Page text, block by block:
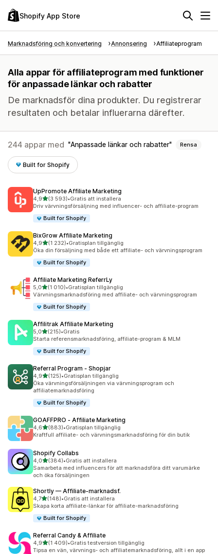
Shopify App Store
Marknadsföring och konvertering Annonsering Affiliateprogram
Alla appar för affiliateprogram med funktioner
för anpassade länkar och rabatter
De marknadsför dina produkter. Du registrerar
resultaten och betalar influerarna därefter.
244 appar med Anpassade länkar och rabatter Rensa
Built for Shopify
UpPromote Affiliate Marketing
4,9av 5 stjärnor
(3 593)
3593 recensioner totalt
•Gratis att installera
Driv värvningsförsäljning med influencer- och affiliate-program
Built for Shopify
BixGrow Affiliate Marketing
4,9av 5 stjärnor
(1 232)
1232 recensioner totalt
•Gratisplan tillgänglig
Öka din försäljning med både ett affiliate- och värvningsprogram
Built for Shopify
Affiliate Marketing ReferrLy
5,0av 5 stjärnor
(1 010)
1010 recensioner totalt
•Gratisplan tillgänglig
Värvningsmarknadsföring med affiliate- och värvningsprogram
Built for Shopify
Affilitrak Affiliate Marketing
5,0av 5 stjärnor
(215)
215 recensioner totalt
•Gratis
Starta referensmarknadsföring, affiliate-program & MLM
Built for Shopify
Referral Program ‑ Shopjar
4,9av 5 stjärnor
(125)
125 recensioner totalt
•Gratisplan tillgänglig
Öka värvningsförsäljningen via värvningsprogram och
affiliatemarknadsföring
Built for Shopify
GOAFFPRO ‑ Affiliate Marketing
4,6av 5 stjärnor
(883)
883 recensioner totalt
•Gratisplan tillgänglig
Kraftfull affiliate- och värvningsmarknadsföring för din butik
Shopify Collabs
4,0av 5 stjärnor
(384)
384 recensioner totalt
•Gratis att installera
Samarbeta med influencers för att marknadsföra ditt varumärke
och öka försäljningen
Shortly — Affiliate‑marknadsf.
4,7av 5 stjärnor
(148)
148 recensioner totalt
•Gratis att installera
Skapa korta affiliate-länkar för affiliate-marknadsföring
Built for Shopify
Referral Candy & Affiliate
4,9av 5 stjärnor
(1 409)
1409 recensioner totalt
•Gratis testversion tillgänglig
Tipsa en vän, värvnings- och affiliatemarknadsföring, allt i en app